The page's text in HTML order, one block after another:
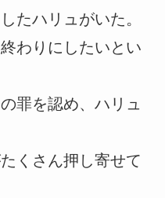
たハリュがいた。
わりにしたいとい
罪を認め、ハリュ
くさん押し寄せて